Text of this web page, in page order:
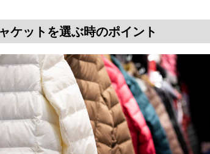
ケットを選ぶ時のポイント